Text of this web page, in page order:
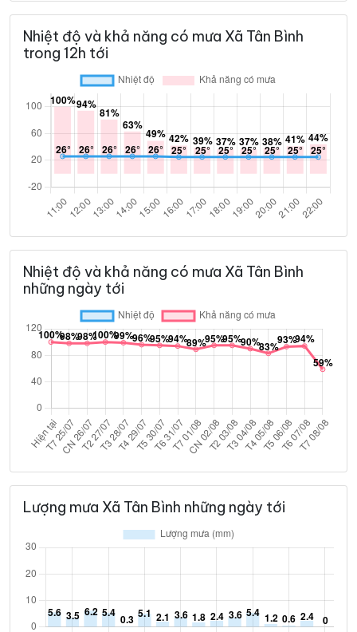
Nhiệt độ và khả năng có mưa Xã Tân Bình
trong 12h tới
Nhiệt độ và khả năng có mưa Xã Tân Bình
những ngày tới
Lượng mưa Xã Tân Bình những ngày tới